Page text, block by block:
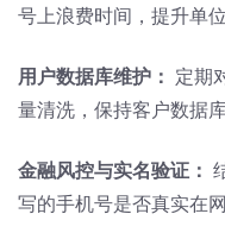
号上浪费时间，提升单
用户数据库维护：
定期
量清洗，保持客户数据
金融风控与实名验证：
写的手机号是否真实在